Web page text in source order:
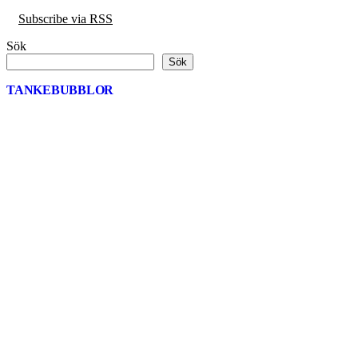
Subscribe via RSS
Sök
Sök
TANKEBUBBLOR